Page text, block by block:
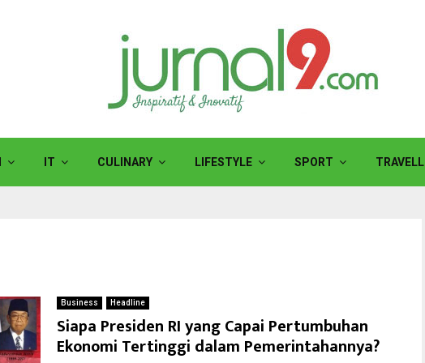
IT CULINARY LIFESTYLE SPORT
Business Headline
Siapa Presiden RI yang Capai Pertumbuhan
Ekonomi Tertinggi dalam Pemerintahannya?